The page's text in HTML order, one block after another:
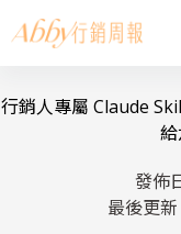
行銷人專屬 Claude
發佈
最後更新